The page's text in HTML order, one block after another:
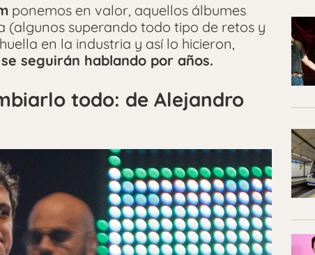
ponemos en valor, aquellos álbumes
superando todo tipo de retos y
en la industria y así lo hicieron,
seguirán hablando por años.
todo: de Alejandro